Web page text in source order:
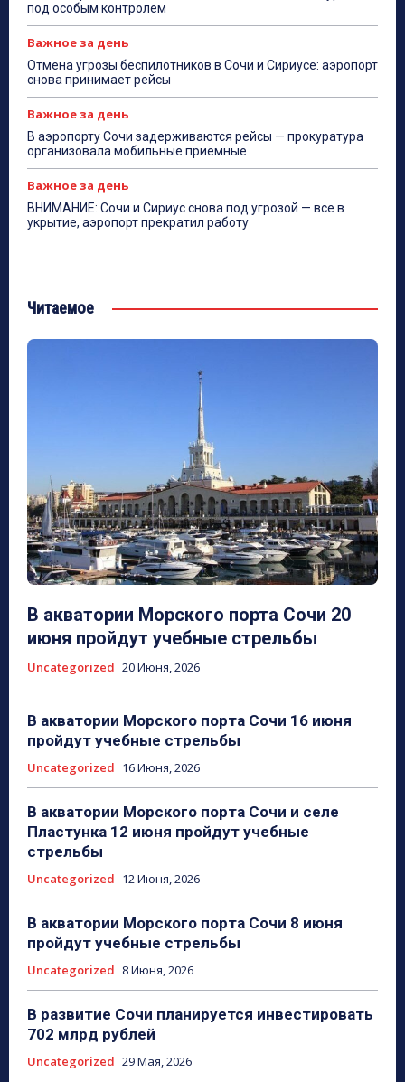
под особым контролем
Важное за день
Отмена угрозы беспилотников в Сочи и Сириусе: аэропорт
снова принимает рейсы
Важное за день
В аэропорту Сочи задерживаются рейсы — прокуратура
организовала мобильные приёмные
Важное за день
ВНИМАНИЕ: Сочи и Сириус снова под угрозой — все в
укрытие, аэропорт прекратил работу
Читаемое
В акватории Морского порта Сочи 20
июня пройдут учебные стрельбы
Uncategorized 20 Июня, 2026
В акватории Морского порта Сочи 16 июня
пройдут учебные стрельбы
Uncategorized 16 Июня, 2026
В акватории Морского порта Сочи и селе
Пластунка 12 июня пройдут учебные
стрельбы
Uncategorized 12 Июня, 2026
В акватории Морского порта Сочи 8 июня
пройдут учебные стрельбы
Uncategorized 8 Июня, 2026
В развитие Сочи планируется инвестировать
702 млрд рублей
Uncategorized 29 Мая, 2026